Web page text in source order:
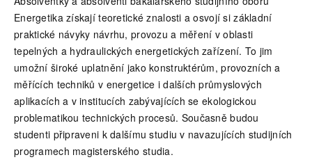
Energetika získají teoretické znalosti a osvojí si základní
praktické návyky návrhu, provozu a měření v oblasti
tepelných a hydraulických energetických zařízení. To jim
umožní široké uplatnění jako konstruktérům, provozních a
měřících techniků v energetice i dalších průmyslových
aplikacích a v institucích zabývajících se ekologickou
problematikou technických procesů. Současně budou
studenti připraveni k dalšímu studiu v navazujících studijních
programech magisterského studia.